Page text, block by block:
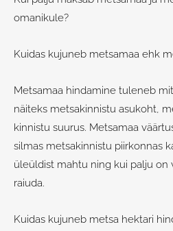
omanikule?
Kuidas kujuneb metsamaa ehk
Metsamaa hindamine tuleneb
näiteks metsakinnistu asukoht,
kinnistu suurus. Metsamaa
silmas metsakinnistu piirkonnas
üleüldist mahtu ning kui palju on
raiuda.
Kuidas kujuneb metsa hektari